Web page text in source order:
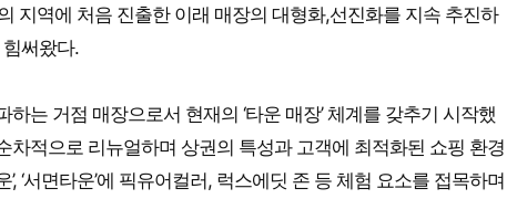
지역에 처음 진출한 이래 매장의 대형화,선진화를 지속 추진하
써왔다.
는 거점 매장으로서 현재의 ‘타운 매장’ 체계를 갖추기 시작했
순차적으로 리뉴얼하며 상권의 특성과 고객에 최적화된 쇼핑 환경
’, ‘서면타운’에 픽유어컬러, 럭스에딧 존 등 체험 요소를 접목하며